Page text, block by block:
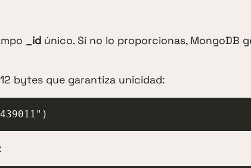
_id único. Si no lo proporcionas, MongoDB
bytes que garantiza unicidad: